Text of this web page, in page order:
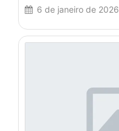
6 de janeiro de 2026